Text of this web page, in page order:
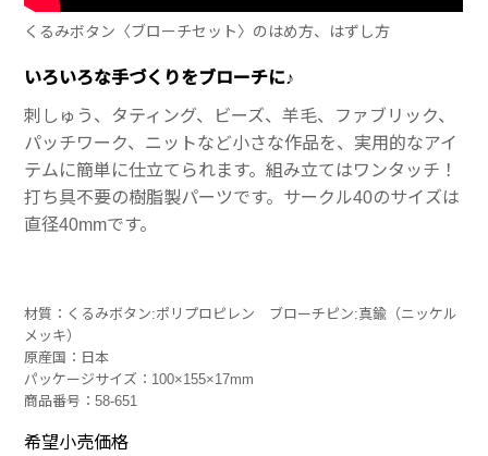
くるみボタン〈ブローチセット〉のはめ方、はずし方
いろいろな手づくりをブローチに♪
刺しゅう、タティング、ビーズ、羊毛、ファブリック、
パッチワーク、ニットなど小さな作品を、実用的なアイ
テムに簡単に仕立てられます。組み立てはワンタッチ！
打ち具不要の樹脂製パーツです。サークル40のサイズは
直径40mmです。
材質：くるみボタン:ポリプロピレン ブローチピン:真鍮（ニッケル
メッキ）
原産国：日本
パッケージサイズ：100×155×17mm
商品番号：58-651
希望小売価格